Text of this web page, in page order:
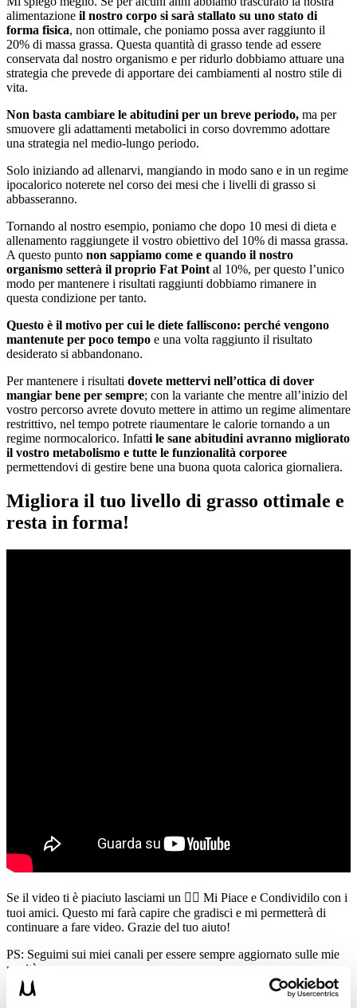
alimentazione il nostro corpo si sarà stallato su uno stato di
forma fisica, non ottimale, che poniamo possa aver raggiunto il
20% di massa grassa. Questa quantità di grasso tende ad essere
conservata dal nostro organismo e per ridurlo dobbiamo attuare una
strategia che prevede di apportare dei cambiamenti al nostro stile di
vita.
Non basta cambiare le abitudini per un breve periodo, ma per
smuovere gli adattamenti metabolici in corso dovremmo adottare
una strategia nel medio-lungo periodo.
Solo iniziando ad allenarvi, mangiando in modo sano e in un regime
ipocalorico noterete nel corso dei mesi che i livelli di grasso si
abbasseranno.
Tornando al nostro esempio, poniamo che dopo 10 mesi di dieta e
allenamento raggiungete il vostro obiettivo del 10% di massa grassa.
A questo punto non sappiamo come e quando il nostro
organismo setterà il proprio Fat Point al 10%, per questo l’unico
modo per mantenere i risultati raggiunti dobbiamo rimanere in
questa condizione per tanto.
Questo è il motivo per cui le diete falliscono: perché vengono
mantenute per poco tempo e una volta raggiunto il risultato
desiderato si abbandonano.
Per mantenere i risultati dovete mettervi nell’ottica di dover
mangiar bene per sempre; con la variante che mentre all’inizio del
vostro percorso avrete dovuto mettere in attimo un regime alimentare
restrittivo, nel tempo potrete riaumentare le calorie tornando a un
regime normocalorico. Infatti le sane abitudini avranno migliorato
il vostro metabolismo e tutte le funzionalità corporee
permettendovi di gestire bene una buona quota calorica giornaliera.
Migliora il tuo livello di grasso ottimale e
resta in forma!
Se il video ti è piaciuto lasciami un 👍🏻 Mi Piace e Condividilo con i
tuoi amici. Questo mi farà capire che gradisci e mi permetterà di
continuare a fare video. Grazie del tuo aiuto!
PS: Seguimi sui miei canali per essere sempre aggiornato sulle mie
novità:
📸 Instagram
https://www.instagram.com/umbertomiletto/